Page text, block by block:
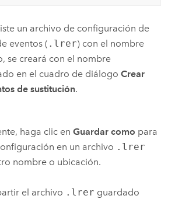
un archivo de configuración de
eventos ( .lrer) con el nombre
se creará con el nombre
en el cuadro de diálogo Crear
de sustitución.
haga clic en Guardar como para
en un archivo .lrer
nombre o ubicación.
el archivo .lrer guardado